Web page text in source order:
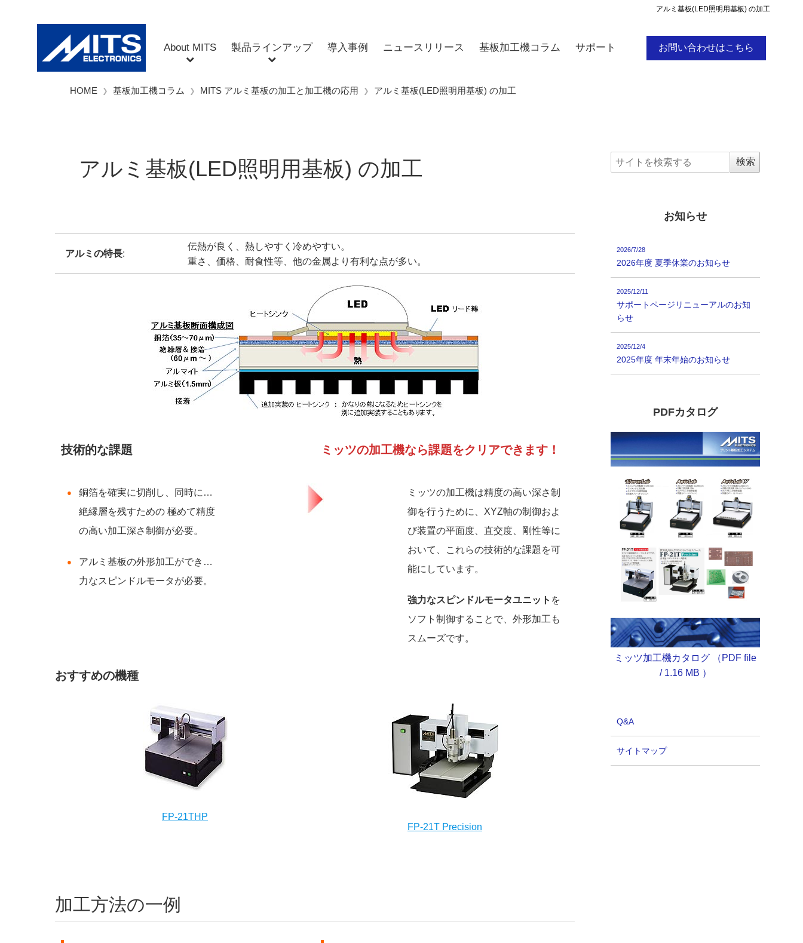
アルミ基板(LED照明用基板) の加工
About MITS 製品ラインアップ 導入事例 ニュースリリース 基板加工機コラム サポート お問い合わせはこちら
HOME 基板加工機コラム MITS アルミ基板の加工と加工機の応用 アルミ基板(LED照明用基板) の加工
アルミ基板(LED照明用基板) の加工
アルミの特長:
伝熱が良く、熱しやすく冷めやすい。
重さ、価格、耐食性等、他の金属より有利な点が多い。
技術的な課題 ミッツの加工機なら課題をクリアできます！
銅箔を確実に切削し、同時に薄い
絶縁層を残すための 極めて精度
の高い加工深さ制御が必要。
アルミ基板の外形加工ができる強
力なスピンドルモータが必要。
ミッツの加工機は精度の高い深さ制
御を行うために、XYZ軸の制御およ
び装置の平面度、直交度、剛性等に
おいて、これらの技術的な課題を可
能にしています。
強力なスピンドルモータユニット を
ソフト制御することで、外形加工も
スムーズです。
おすすめの機種
FP-21THP
FP-21T Precision
加工方法の一例
お知らせ
2026/7/28
2026年度 夏季休業のお知らせ
2025/12/11
サポートページリニューアルのお知
らせ
2025/12/4
2025年度 年末年始のお知らせ
PDFカタログ
ミッツ加工機カタログ （PDF file
/ 1.16 MB ）
Q&A
サイトマップ